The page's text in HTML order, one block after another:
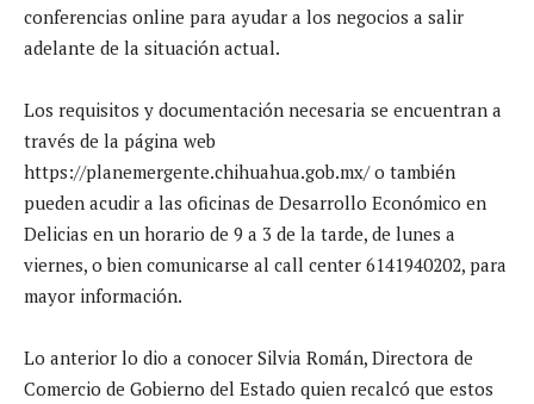
conferencias online para ayudar a los negocios a salir
adelante de la situación actual.
Los requisitos y documentación necesaria se encuentran a
través de la página web
https://planemergente.chihuahua.gob.mx/ o también
pueden acudir a las oficinas de Desarrollo Económico en
Delicias en un horario de 9 a 3 de la tarde, de lunes a
viernes, o bien comunicarse al call center 6141940202, para
mayor información.
Lo anterior lo dio a conocer Silvia Román, Directora de
Comercio de Gobierno del Estado quien recalcó que estos